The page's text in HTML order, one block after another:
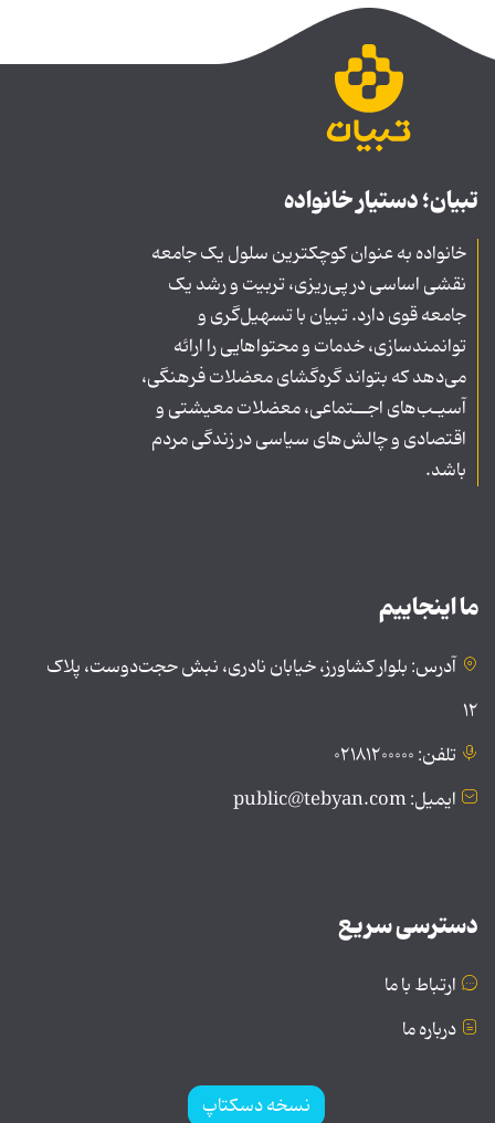
تبیان؛ دستیار خانواده
خانواده به عنوان کوچکترین سلول یک جامعه
نقشی اساسی در پی‌ریزی، تربیت و رشد یک
جامعه قوی دارد. تبیان با تسهیل‌گری و
توانمندسازی، خدمات و محتواهایی را ارائه
می‌دهد که بتواند گره‌گشای معضلات فرهنگی،
آسیـب‌های اجــتماعی، معضلات معیشتی و
اقتصادی و چالش‌های سیاسی در زندگی مردم
باشد.
ما اینجاییم
آدرس: بلوار کشاورز، خیابان نادری، نبش حجت‌دوست، پلاک
۱۲
تلفن: ۰۲۱۸۱۲۰۰۰۰۰
ایمیل: public@tebyan.com
دسترسی سریع
ارتباط با ما
درباره ما
نسخه دسکتاپ